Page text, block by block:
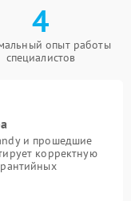
4
опыт работы
специалистов
и прошедшие
корректную